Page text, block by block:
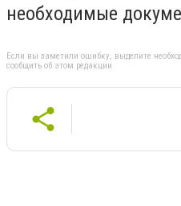
необходимые
Если вы заметили ошибку, выделите
сообщить об этом редакции